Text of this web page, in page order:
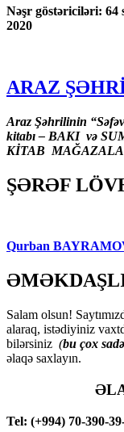
Nəşr göstəriciləri: 64
2020
ARAZ
Araz Şəhrilinin
kitabı – BAKI və
KİTAB
ŞƏRƏF
Qurban
Salam olsun!
alaraq, istədiyiniz
bilərsiniz (bu çox
əlaqə saxlayın.
Tel: (+994) 70-390-